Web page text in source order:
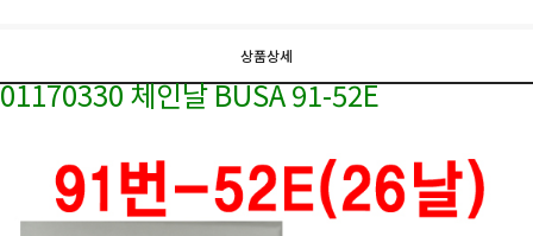
상품상세
01170330 체인날 BUSA 91-52E